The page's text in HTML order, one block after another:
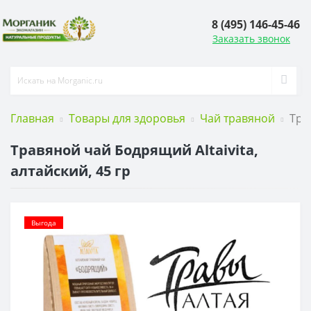
8 (495) 146-45-46
Заказать звонок
Главная Товары для здоровья Чай травяной
Травяной чай Бодрящий Altaivita,
алтайский, 45 гр
Выгода